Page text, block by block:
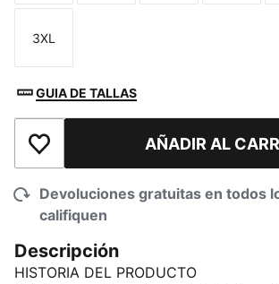
Talla
3XL
GUIA DE TALLAS
Añadir a la lista de deseos
AÑADIR AL
Devoluciones gratuitas en todos
califiquen
Descripción
HISTORIA DEL PRODUCTO